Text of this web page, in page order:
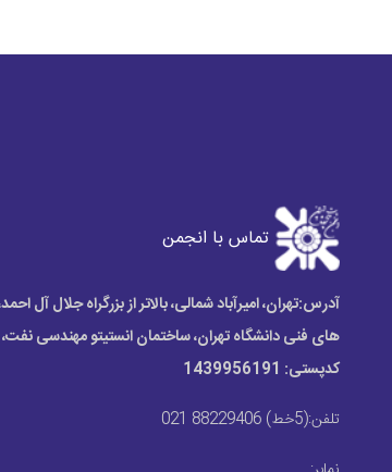
تماس با انجمن
آدرس:تهران، امیرآباد شمالی، بالاتر از بزرگراه جلال آل
های فنی دانشگاه تهران، ساختمان انستیتو مهندسی
کدپستی: 1439956191
تلفن:(5خط) 88229406 021